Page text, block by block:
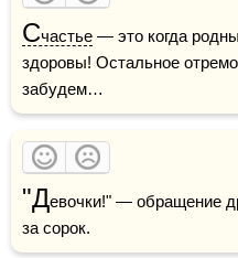
Счастье — это когда
здоровы! Остальное
забудем…
"Девочки!" — обращение
за сорок.